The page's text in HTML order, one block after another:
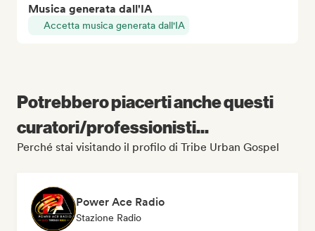
Musica generata dall'IA
Accetta musica generata dall'IA
Potrebbero piacerti anche questi
curatori/professionisti...
Perché stai visitando il profilo di Tribe Urban Gospel
Power Ace Radio
Stazione Radio